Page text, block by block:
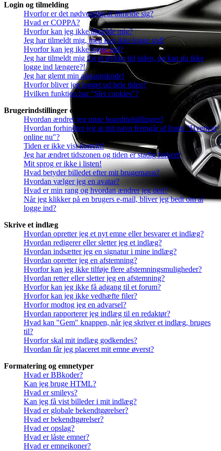
Login og tilmelding
Hvorfor er det nødvendigt at tilmelde sig?
Hvad er COPPA?
Hvorfor kan jeg ikke tilmelde mig?
Jeg har tilmeldt mig, men kan ikke logge ind!
Hvorfor kan jeg ikke logge ind?
Jeg har tilmeldt mig for et stykke tid siden, og kan nu ikke
logge ind længere?!
Jeg har glemt min adgangskode!
Hvorfor bliver jeg logget ud hele tiden?
Hvilken funktion har "Slet cookies"?
Brugerindstillinger og muligheder
Hvordan ændrer jeg mine boardindstillinger?
Hvordan forhindrer jeg at mit navn fremgår af listen "Hvem er
online nu"?
Tiden er ikke vist korrekt!
Jeg har ændret tidszonen og tiden er stadig forkert!
Mit sprog er ikke i listen!
Hvad betyder billedet efter mit brugernavn?
Hvordan vælger jeg en avatar?
Hvad er min rang og hvordan ændrer jeg den?
Når jeg klikker på en brugers e-mail, bliver jeg bedt om at
logge ind?
Skrive et indlæg
Hvordan opretter jeg et nyt emne eller besvarer et indlæg?
Hvordan redigerer eller sletter jeg et indlæg?
Hvordan indsætter jeg en signatur i mine indlæg?
Hvordan opretter jeg en afstemning?
Hvorfor kan jeg ikke tilføje flere afstemningsmuligheder?
Hvordan retter eller sletter jeg en afstemning?
Hvorfor kan jeg ikke få adgang til et forum?
Hvorfor kan jeg ikke vedhæfte filer?
Hvorfor modtog jeg en advarsel?
Hvordan rapporterer jeg indlæg til en redaktør?
Hvad kan "Gem" knappen, når jeg skriver et indlæg, bruges
til?
Hvorfor skal mit indlæg godkendes?
Hvordan får jeg placeret mit emne øverst?
Formatering og emnetyper
Hvad er BBkoder?
Kan jeg bruge HTML?
Hvad er smileys?
Kan jeg få vist billeder i mit indlæg?
Hvad er globale bekendtgørelser?
Hvad er bekendtgørelser?
Hvad er opslag?
Hvad er låste emner?
Hvad er emneikoner?